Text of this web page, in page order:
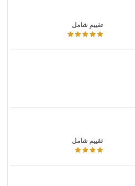
تقييم شامل
تقييم شامل